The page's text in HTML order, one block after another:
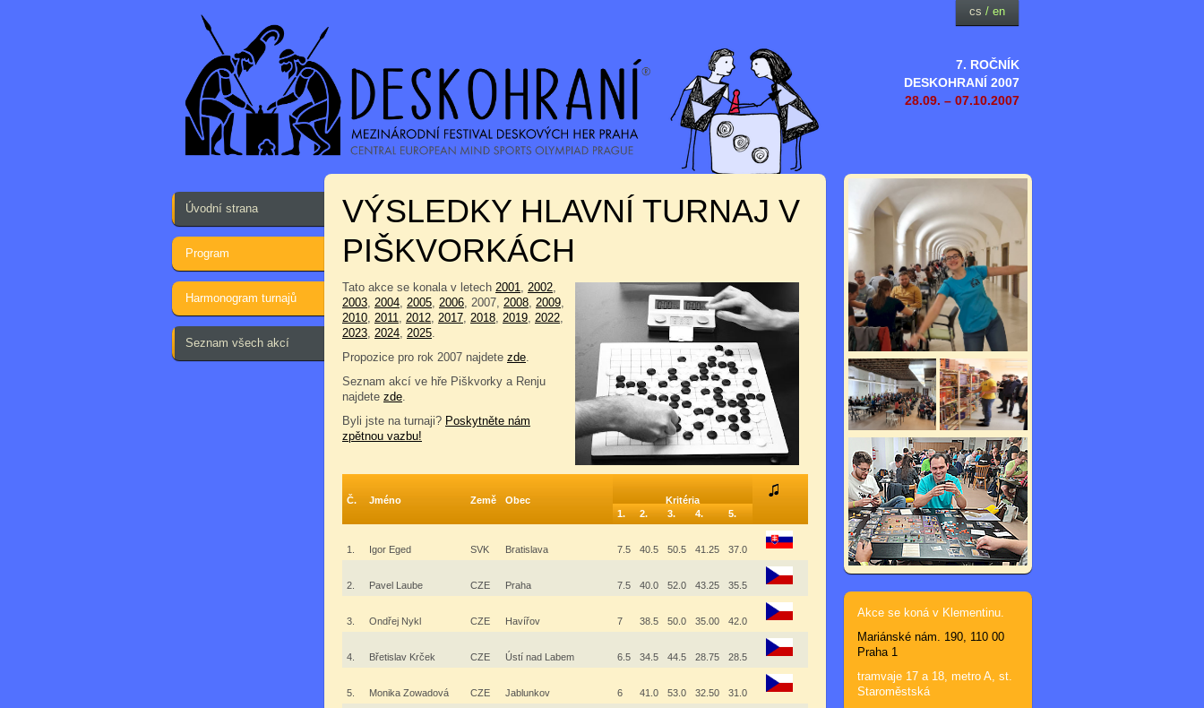
7. ROČNÍK
DESKOHRANÍ 2007
28.09. – 07.10.2007
cs / en
Úvodní strana
Program
Harmonogram turnajů
Seznam všech akcí
VÝSLEDKY HLAVNÍ TURNAJ V
PIŠKVORKÁCH
Tato akce se konala v letech 2001, 2002,
2003, 2004, 2005, 2006, 2007, 2008, 2009,
2010, 2011, 2012, 2017, 2018, 2019, 2022,
2023, 2024, 2025.
Propozice pro rok 2007 najdete zde.
Seznam akcí ve hře Piškvorky a Renju
najdete zde.
Byli jste na turnaji? Poskytněte nám
zpětnou vazbu!
Č. Jméno Země Obec
Kritéria
1.
2. 3. 4. 5.
1. Igor Eged SVK Bratislava 7.5 40.5 50.5 41.25 37.0
2. Pavel Laube CZE Praha 7.5 40.0 52.0 43.25 35.5
3. Ondřej Nykl CZE Havířov 7 38.5 50.0 35.00 42.0
4. Břetislav Krček CZE Ústí nad Labem 6.5 34.5 44.5 28.75 28.5
5. Monika Zowadová CZE Jablunkov 6 41.0 53.0 32.50 31.0
Akce se koná v Klementinu.
Mariánské nám. 190, 110 00
Praha 1
tramvaje 17 a 18, metro A, st.
Staroměstská